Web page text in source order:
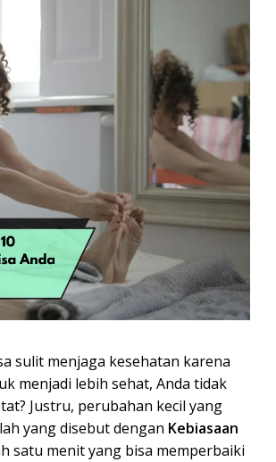
sulit menjaga kesehatan karena
menjadi lebih sehat, Anda tidak
Justru, perubahan kecil yang
yang disebut dengan Kebiasaan
satu menit yang bisa memperbaiki